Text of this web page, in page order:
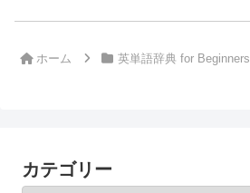
ホーム 英単語辞典 for Beginners
カテゴリー